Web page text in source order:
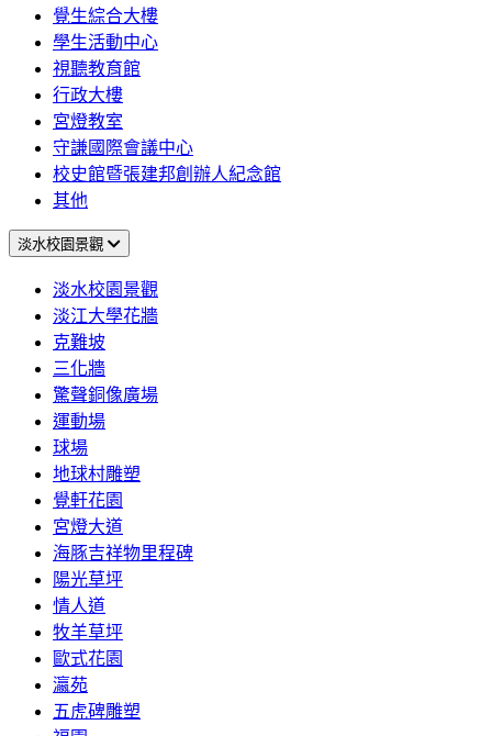
覺生綜合大樓
學生活動中心
視聽教育館
行政大樓
宮燈教室
守謙國際會議中心
校史館暨張建邦創辦人紀念館
其他
淡水校園景觀
淡水校園景觀
淡江大學花牆
克難坡
三化牆
驚聲銅像廣場
運動場
球場
地球村雕塑
覺軒花園
宮燈大道
海豚吉祥物里程碑
陽光草坪
情人道
牧羊草坪
歐式花園
瀛苑
五虎碑雕塑